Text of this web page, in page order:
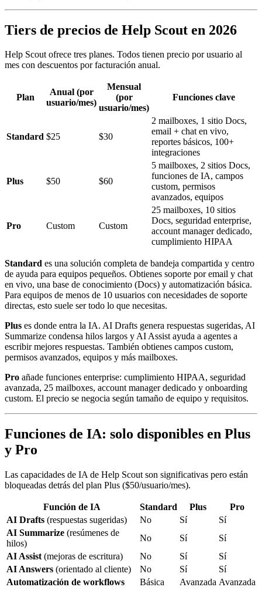
Tiers de precios de Help Scout en 2026
Help Scout ofrece tres planes. Todos tienen precio por usuario al
mes con descuentos por facturación anual.
Plan
Anual (por
usuario/mes)
Mensual
(por
usuario/mes)
Funciones clave
Standard $25 $30
2 mailboxes, 1 sitio Docs,
email + chat en vivo,
reportes básicos, 100+
integraciones
Plus $50 $60
5 mailboxes, 2 sitios Docs,
funciones de IA, campos
custom, permisos
avanzados, equipos
Pro Custom Custom
25 mailboxes, 10 sitios
Docs, seguridad enterprise,
account manager dedicado,
cumplimiento HIPAA
Standard es una solución completa de bandeja compartida y centro
de ayuda para equipos pequeños. Obtienes soporte por email y chat
en vivo, una base de conocimiento (Docs) y automatización básica.
Para equipos de menos de 10 usuarios con necesidades de soporte
directas, esto suele ser todo lo que necesitas.
Plus es donde entra la IA. AI Drafts genera respuestas sugeridas, AI
Summarize condensa hilos largos y AI Assist ayuda a agentes a
escribir mejores respuestas. También obtienes campos custom,
permisos avanzados, equipos y más mailboxes.
Pro añade funciones enterprise: cumplimiento HIPAA, seguridad
avanzada, 25 mailboxes, account manager dedicado y onboarding
custom. El precio se negocia según tamaño de equipo y requisitos.
Funciones de IA: solo disponibles en Plus
y Pro
Las capacidades de IA de Help Scout son significativas pero están
bloqueadas detrás del plan Plus ($50/usuario/mes).
Función de IA Standard Plus
Pro
AI Drafts (respuestas sugeridas) No Sí
Sí
AI Summarize (resúmenes de
hilos)
No Sí
Sí
AI Assist (mejoras de escritura) No Sí
Sí
AI Answers (orientado al cliente) No Sí
Sí
Automatización de workflows
Básica Avanzada Avanzada